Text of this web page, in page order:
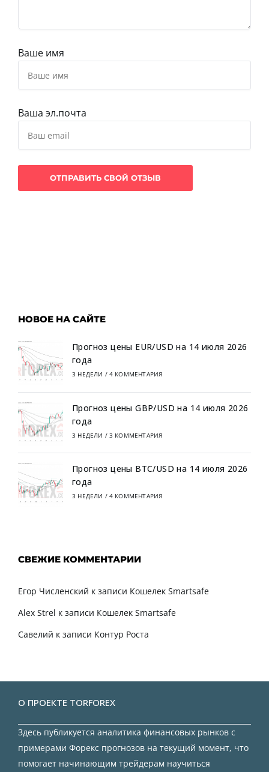
Ваше имя
Ваша эл.почта
НОВОЕ НА САЙТЕ
Прогноз цены EUR/USD на 14 июля 2026
года
3 НЕДЕЛИ / 4 КОММЕНТАРИЯ
Прогноз цены GBP/USD на 14 июля 2026
года
3 НЕДЕЛИ / 3 КОММЕНТАРИЯ
Прогноз цены BTC/USD на 14 июля 2026
года
3 НЕДЕЛИ / 4 КОММЕНТАРИЯ
СВЕЖИЕ КОММЕНТАРИИ
Егор Численский к записи Кошелек Smartsafe
Alex Strel к записи Кошелек Smartsafe
Савелий к записи Контур Роста
О ПРОЕКТЕ TORFOREX
Здесь публикуется аналитика финансовых рынков с
примерами Форекс прогнозов на текущий момент, что
помогает начинающим трейдерам научиться